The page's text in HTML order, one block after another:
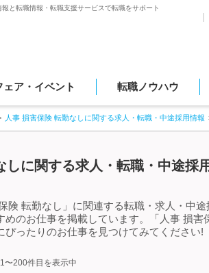
と転職情報・転職支援サービスで転職をサポート
ェア・イベント 転職ノウハウ
人事 損害保険 転勤なしに関する求人・転職・中途採用情報
しに関する求人・転職・中途採
険 転勤なし」に関連する転職・求人・中
めのお仕事を掲載しています。「人事 損
ったりのお仕事を見つけてみてください!
〜200件目を表示中